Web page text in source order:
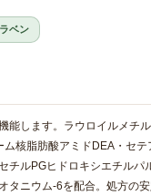
ベン
能します。ラウロイルメチ
核脂肪酸アミドDEA・セ
チルPGヒドロキシエチル
タニウム-6を配合。処方の